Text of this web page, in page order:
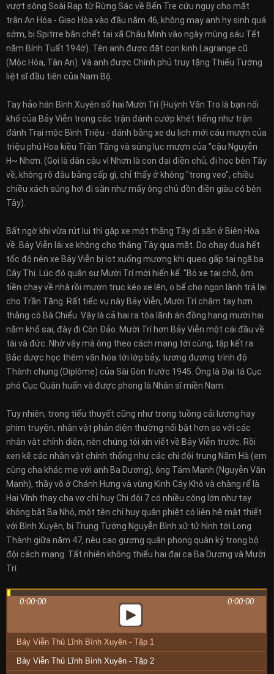
vượt sông Soài Rạp từ Rừng Sác về Bến Tre cứu nguy cho mặt
trận An Hóa - Giao Hòa vào đầu năm 46, không may anh hy sinh quá
sớm, bị Spitrre bắn chết tại xã Châu Minh vào ngày mùng sáu Tết
năm Bính Tuất 194ớ). Tên anh được đặt con kinh Lagrange cũ
(Mộc Hóa, Tân An). Và anh được Chính phủ truy tặng Thiếu Tướng
liệt sĩ đầu tiên của Nam Bộ.
Tay hảo hán Bình Xuyên số hai Mười Trí (Huỳnh Văn Tro là bạn nối
khố của Bảy Viễn trong các trận đánh cướp khét tiếng như trận
đánh Trại mộc Bình Triệu - đánh bằng xe du lịch mới cáu mượn của
triệu phú Hoa kiều Trần Tăng và súng lục mượn của "cậu Nguyễn
H~ Nhơn. (Gọi là dân cậu vì Nhơn là con đại điền chủ, đi học bên Tây
về, không rõ đâu bằng cấp gì, chỉ thấy ở không "trong veo", chiều
chiều xách súng hơi đi săn như mấy ông chủ đồn điền giàu có bên
Tây).
Bất ngờ khi vừa rút lui thì gặp xe một thằng Tây đi săn ở Biên Hòa
về. Bảy Viễn lái xe không cho thằng Tây qua mặt. Do chạy đua hết
tốc độ nên xe Bảy Viễn bị lọt xuống mương khi quẹo gấp tại ngã ba
Cây Thị. Lúc đó quân sư Mười Trí mới hiến kế. "Bỏ xe tại chỗ, ôm
tiền chạy về nhà rồi mượn trục kéo xe lên, o bế cho ngon lành trả lại
cho Trần Tăng. Rất tiếc vụ này Bảy Viễn, Mười Trí chậm tay hơn
thằng cò Bà Chiểu. Vậy là cả hai ra tòa lãnh án đồng hạng mười hai
năm khổ sai, đày đi Côn Ðảo. Mười Trí hơn Bảy Viễn một cái đầu về
tài và đức. Nhờ vậy mà ông theo cách mạng tới cùng, tập kết ra
Bắc dược học thêm văn hóa tới lớp bảy, tương đương trình độ
Thành chung (Diplôme) của Sài Gòn trước 1945. Ông là Ðại tá Cục
phó Cục Quân huấn và được phong là Nhân sĩ miền Nam.
Tuy nhiên, trong tiểu thuyết cũng như trong tuồng cải lương hay
phim truyện, nhân vật phản diện thường nổi bật hơn so với các
nhân vật chính diện, nên chúng tôi xin viết về Bảy Viễn trước. Rồi
xen kẽ các nhân vật chính thống như các chi đội trung Năm Hà (em
cùng cha khác mẹ với anh Ba Dương), ông Tám Mạnh (Nguyễn Văn
Mạnh), thầy võ ở Chánh Hưng và vùng Kinh Cây Khô và chàng rể là
Hai Vĩnh thay cha vợ chỉ huy Chi đội 7 có nhiều công lớn như tay
không bắt Ba Nhỏ, một tên chỉ huy quân phiệt có liên hệ mật thiết
với Bình Xuyên, bị Trung Tướng Nguyễn Bình xử tử hình tới Long
Thành giữa năm 47, nêu cao gương quân phong quân kỷ trong bộ
đội cách mạng. Tất nhiên không thiếu hai đại ca Ba Dương và Mười
Trí.
0:00:00 0:00:00
Bảy Viễn Thủ Lĩnh Bình Xuyên - Tập 1
Bảy Viễn Thủ Lĩnh Bình Xuyên - Tập 2